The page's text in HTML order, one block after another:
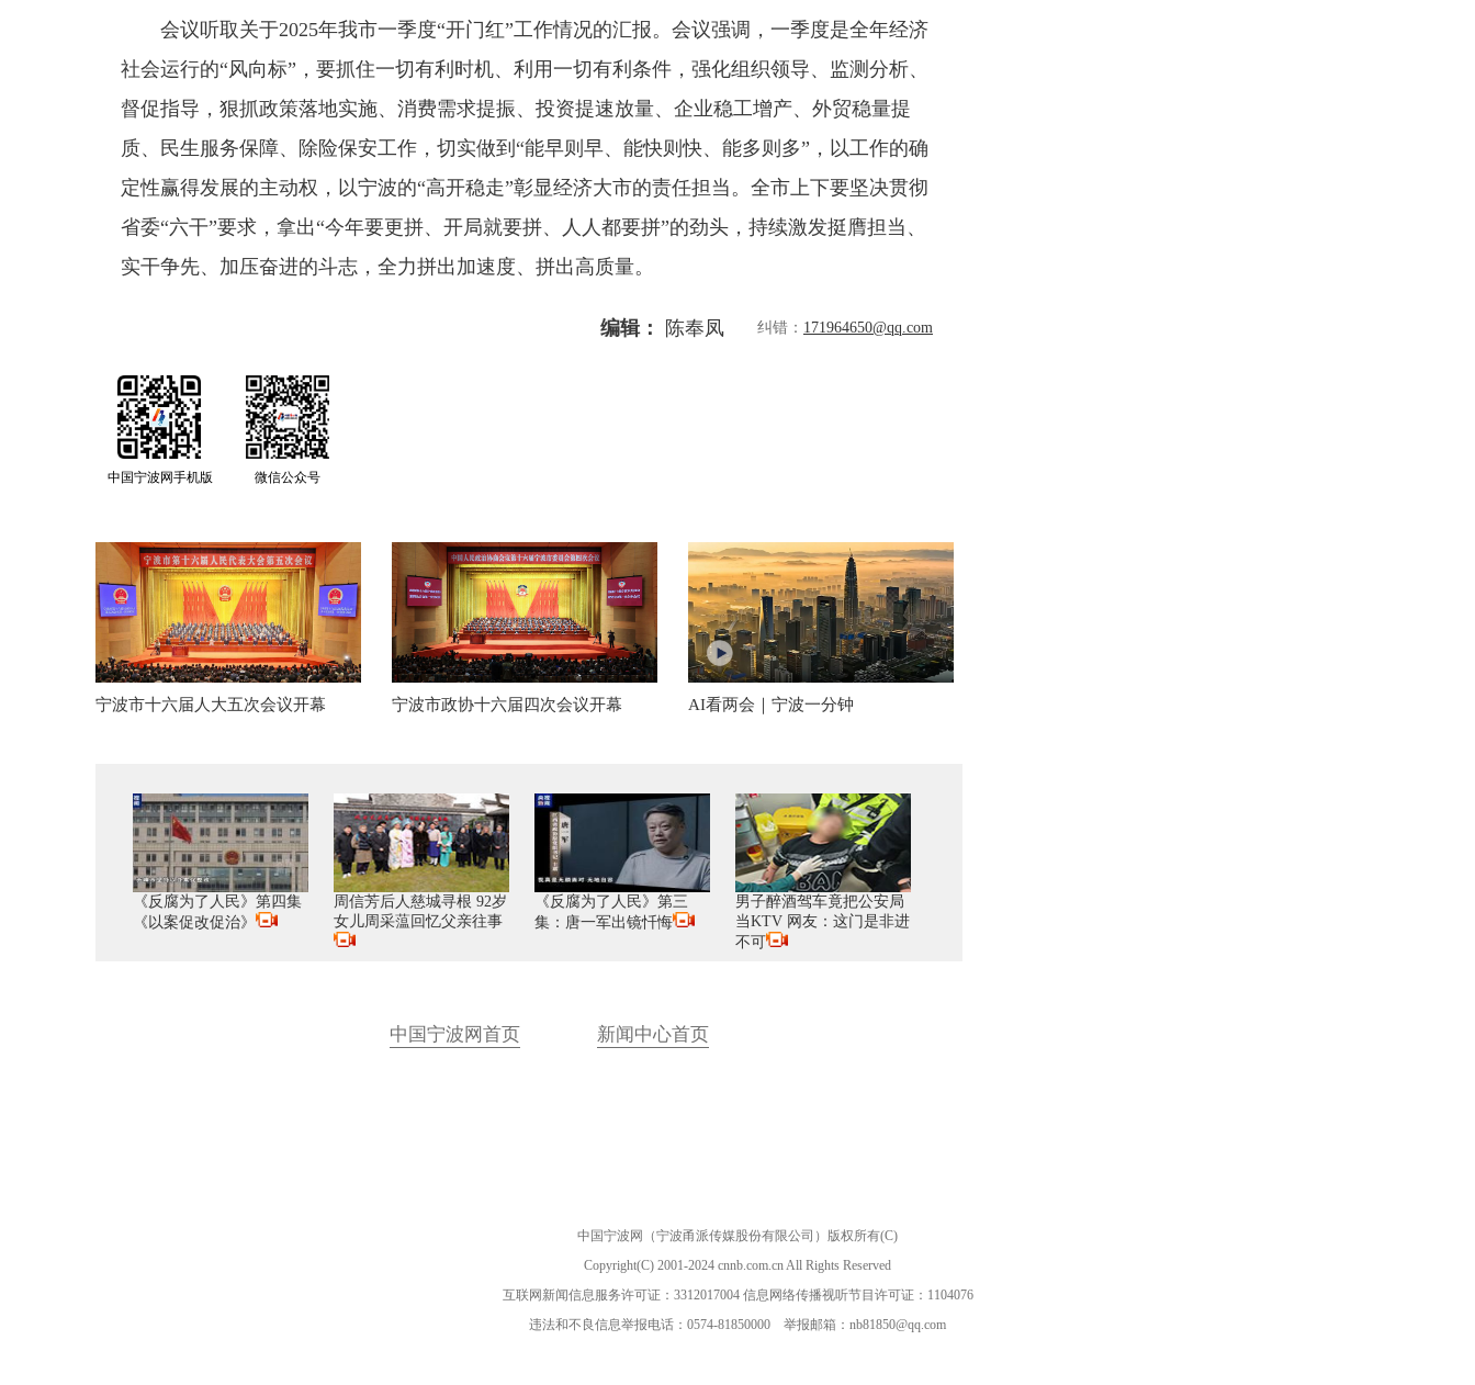
会议听取关于2025年我市一季度“开门红”工作情况的汇报。会议强调，一季度是全年经济
社会运行的“风向标”，要抓住一切有利时机、利用一切有利条件，强化组织领导、监测分析、
督促指导，狠抓政策落地实施、消费需求提振、投资提速放量、企业稳工增产、外贸稳量提
质、民生服务保障、除险保安工作，切实做到“能早则早、能快则快、能多则多”，以工作的确
定性赢得发展的主动权，以宁波的“高开稳走”彰显经济大市的责任担当。全市上下要坚决贯彻
省委“六干”要求，拿出“今年要更拼、开局就要拼、人人都要拼”的劲头，持续激发挺膺担当、
实干争先、加压奋进的斗志，全力拼出加速度、拼出高质量。
编辑： 陈奉凤 纠错： 171964650@qq.com
中国宁波网手机版 微信公众号
宁波市十六届人大五次会议开幕 宁波市政协十六届四次会议开幕 AI看两会｜宁波一分钟
《反腐为了人民》第四集
《以案促改促治》
周信芳后人慈城寻根 92岁
女儿周采蕰回忆父亲往事
《反腐为了人民》第三
集：唐一军出镜忏悔
男子醉酒驾车竟把公安局
当KTV 网友：这门是非进
不可
中国宁波网首页 新闻中心首页
中国宁波网（宁波甬派传媒股份有限公司）版权所有(C)
Copyright(C) 2001-2024 cnnb.com.cn All Rights Reserved
互联网新闻信息服务许可证：3312017004 信息网络传播视听节目许可证：1104076
违法和不良信息举报电话：0574-81850000 举报邮箱：nb81850@qq.com